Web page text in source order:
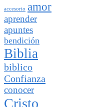
accesorio amor
aprender
apuntes
bendición
Biblia
biblico
Confianza
conocer
Cristo